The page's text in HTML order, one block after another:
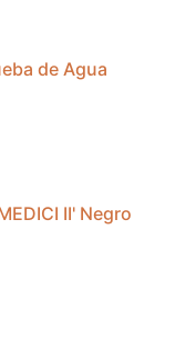
de Agua
II' Negro